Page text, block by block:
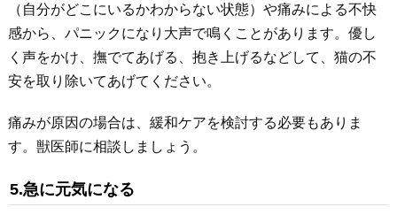
（自分がどこにいるかわからない状態）や痛みによる不快
感から、パニックになり大声で鳴くことがあります。優し
く声をかけ、撫でてあげる、抱き上げるなどして、猫の不
安を取り除いてあげてください。
痛みが原因の場合は、緩和ケアを検討する必要もありま
す。獣医師に相談しましょう。
5.急に元気になる